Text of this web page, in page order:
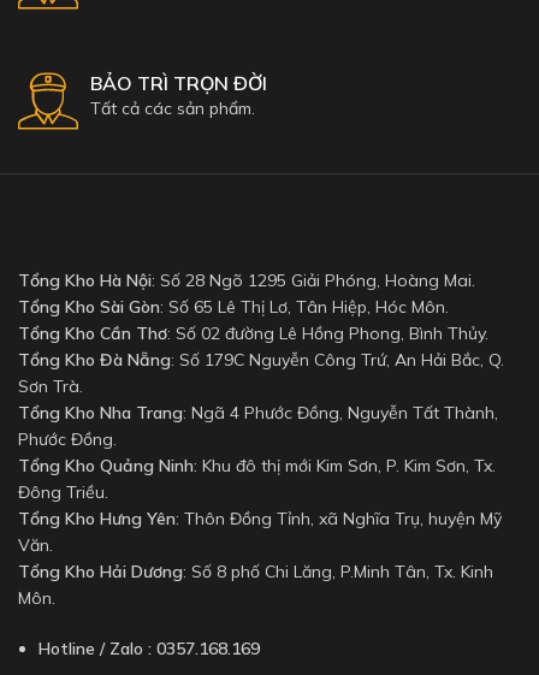
BẢO TRÌ TRỌN ĐỜI
Tất cả các sản phẩm.
Tổng Kho Hà Nội: Số 28 Ngõ 1295 Giải Phóng, Hoàng Mai.
Tổng Kho Sài Gòn: Số 65 Lê Thị Lơ, Tân Hiệp, Hóc Môn.
Tổng Kho Cần Thơ: Số 02 đường Lê Hồng Phong, Bình Thủy.
Tổng Kho Đà Nẵng: Số 179C Nguyễn Công Trứ, An Hải Bắc, Q.
Sơn Trà.
Tổng Kho Nha Trang: Ngã 4 Phước Đồng, Nguyễn Tất Thành,
Phước Đồng.
Tổng Kho Quảng Ninh: Khu đô thị mới Kim Sơn, P. Kim Sơn, Tx.
Đông Triều.
Tổng Kho Hưng Yên: Thôn Đồng Tỉnh, xã Nghĩa Trụ, huyện Mỹ
Văn.
Tổng Kho Hải Dương: Số 8 phố Chi Lăng, P.Minh Tân, Tx. Kinh
Môn.
Hotline / Zalo : 0357.168.169